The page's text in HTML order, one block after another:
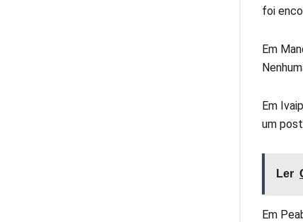
foi
Em
Em
um
Ler
Em